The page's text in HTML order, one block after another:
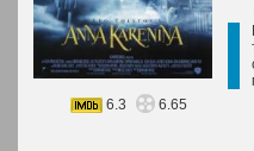
6.3
6.65